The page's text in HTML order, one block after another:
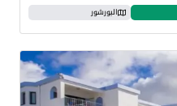
البورشور